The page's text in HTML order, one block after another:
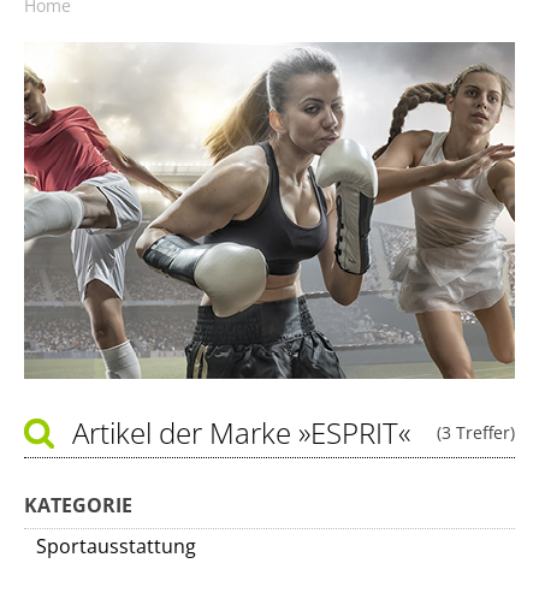
Home
(3 Treffer)
Artikel der Marke »ESPRIT«
KATEGORIE
Sportausstattung